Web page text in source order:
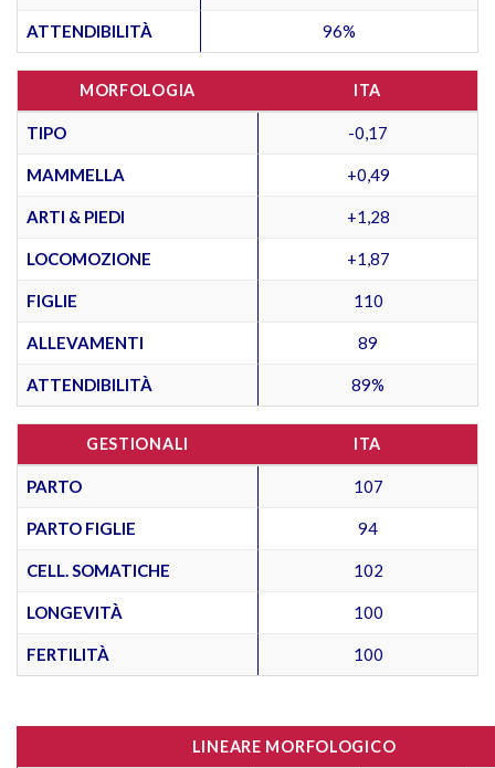
ATTENDIBILITÀ 96%
MORFOLOGIA ITA
TIPO -0,17
MAMMELLA +0,49
ARTI & PIEDI +1,28
LOCOMOZIONE +1,87
FIGLIE 110
ALLEVAMENTI 89
ATTENDIBILITÀ 89%
GESTIONALI ITA
PARTO 107
PARTO FIGLIE 94
CELL. SOMATICHE 102
LONGEVITÀ 100
FERTILITÀ 100
LINEARE MORFOLOGICO